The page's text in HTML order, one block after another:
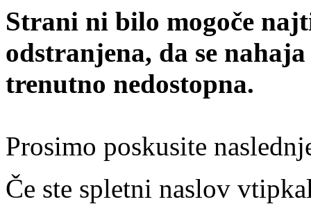
Strani ni bilo mogoče
odstranjena, da se
trenutno nedostopna.
Prosimo poskusite
Če ste spletni naslov